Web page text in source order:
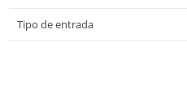
Tipo de entrada